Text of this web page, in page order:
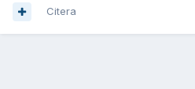
Citera